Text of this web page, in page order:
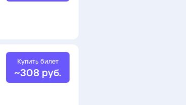
Купить билет
~308 руб.